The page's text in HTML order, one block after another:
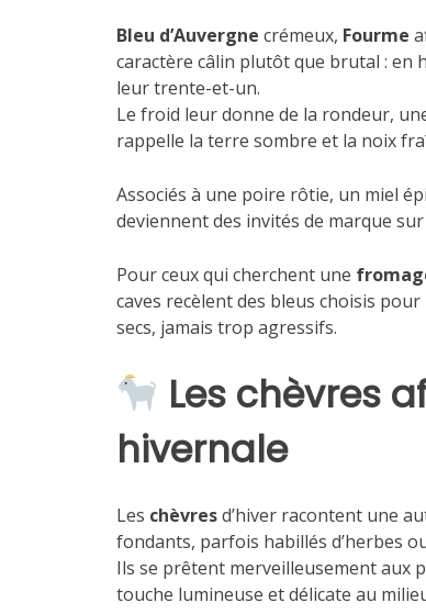
Bleu d’Auvergne crémeux, Fourme
caractère câlin plutôt que brutal : en
leur trente-et-un.
Le froid leur donne de la rondeur,
rappelle la terre sombre et la noix
Associés à une poire rôtie, un miel
deviennent des invités de marque
Pour ceux qui cherchent une
caves recèlent des bleus choisis
secs, jamais trop agressifs.
Les chèvres
hivernale
Les chèvresd’hiver racontent une
fondants, parfois habillés d’herbes
Ils se prêtent merveilleusement aux
touche lumineuse et délicate au